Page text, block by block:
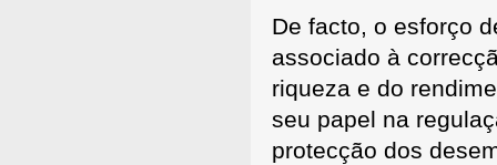
De facto, o esforço
associado à
riqueza e do
seu papel na
protecção dos